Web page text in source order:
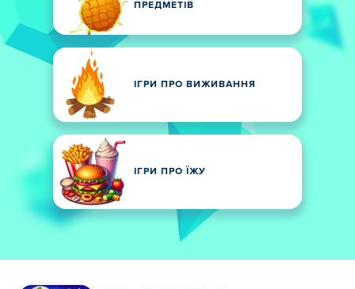
ПРЕДМЕТІВ
ІГРИ ПРО ВИЖИВАННЯ
ІГРИ ПРО ЇЖУ